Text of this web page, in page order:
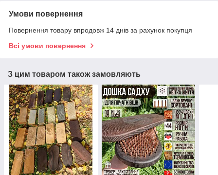
Умови повернення
Повернення товару впродовж 14 днів за рахунок покупця
Всі умови повернення
З цим товаром також замовляють